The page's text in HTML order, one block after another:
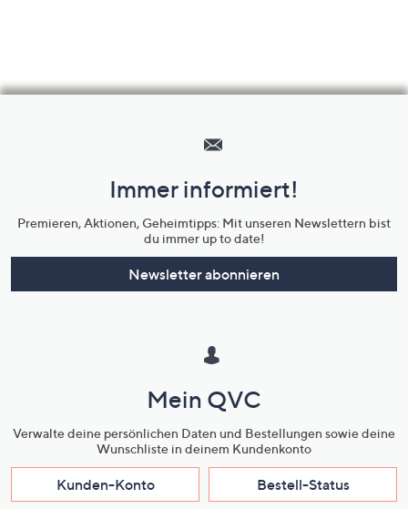
Unternehmensinformationen
Immer informiert!
Premieren, Aktionen, Geheimtipps: Mit unseren Newslettern bist
du immer up to date!
Newsletter abonnieren
Mein QVC
Verwalte deine persönlichen Daten und Bestellungen sowie deine
Wunschliste in deinem Kundenkonto
Kunden-Konto Bestell-Status